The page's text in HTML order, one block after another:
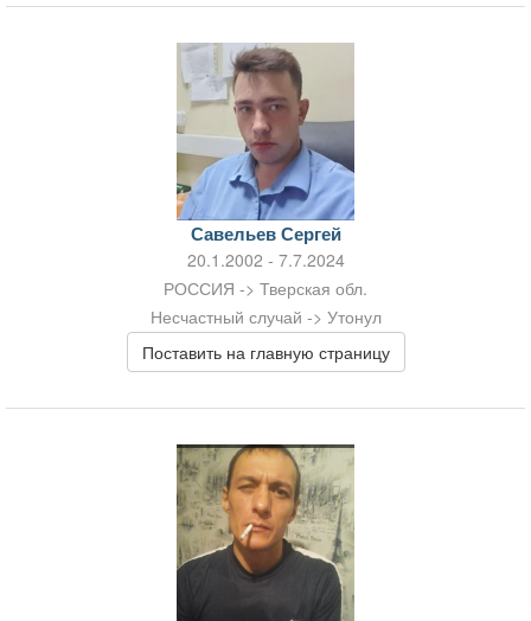
Савельев Сергей
20.1.2002 - 7.7.2024
РОССИЯ -> Тверская обл.
Несчастный случай -> Утонул
Поставить на главную страницу